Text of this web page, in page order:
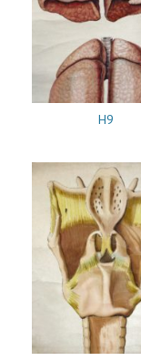
H9